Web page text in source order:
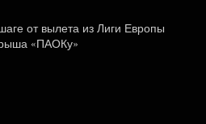
от вылета из Лиги Европы
«ПАОКу»